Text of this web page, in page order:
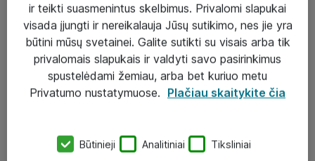
Paslaugos
Sprendimai
Įgyvendinti projektai
Atea ekspertų patarimai verslui
UAB „ATEA“
ir teikti suasmenintus skelbimus. Privalomi slapukai
visada įjungti ir nereikalauja Jūsų sutikimo, nes jie yra
būtini mūsų svetainei. Galite sutikti su visais arba tik
privalomais slapukais ir valdyti savo pasirinkimus
spustelėdami žemiau, arba bet kuriuo metu
Privatumo nustatymuose. Plačiau skaitykite čia
Būtinieji Analitiniai Tiksliniai